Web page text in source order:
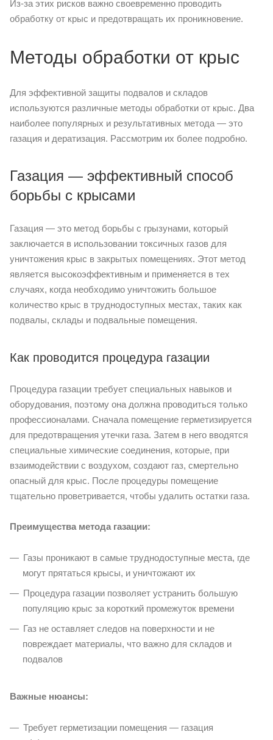
Из-за этих рисков важно своевременно проводить
обработку от крыс и предотвращать их проникновение.
Методы обработки от крыс
Для эффективной защиты подвалов и складов
используются различные методы обработки от крыс. Два
наиболее популярных и результативных метода — это
газация и дератизация. Рассмотрим их более подробно.
Газация — эффективный способ
борьбы с крысами
Газация — это метод борьбы с грызунами, который
заключается в использовании токсичных газов для
уничтожения крыс в закрытых помещениях. Этот метод
является высокоэффективным и применяется в тех
случаях, когда необходимо уничтожить большое
количество крыс в труднодоступных местах, таких как
подвалы, склады и подвальные помещения.
Как проводится процедура газации
Процедура газации требует специальных навыков и
оборудования, поэтому она должна проводиться только
профессионалами. Сначала помещение герметизируется
для предотвращения утечки газа. Затем в него вводятся
специальные химические соединения, которые, при
взаимодействии с воздухом, создают газ, смертельно
опасный для крыс. После процедуры помещение
тщательно проветривается, чтобы удалить остатки газа.
Преимущества метода газации:
Газы проникают в самые труднодоступные места, где
могут прятаться крысы, и уничтожают их
Процедура газации позволяет устранить большую
популяцию крыс за короткий промежуток времени
Газ не оставляет следов на поверхности и не
повреждает материалы, что важно для складов и
подвалов
Важные нюансы:
Требует герметизации помещения — газация